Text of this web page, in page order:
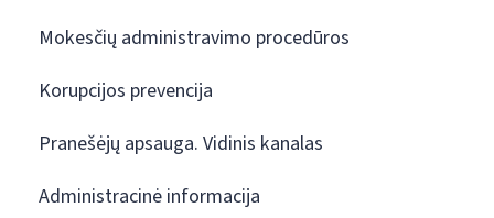
Mokesčių administravimo procedūros
Korupcijos prevencija
Pranešėjų apsauga. Vidinis kanalas
Administracinė informacija